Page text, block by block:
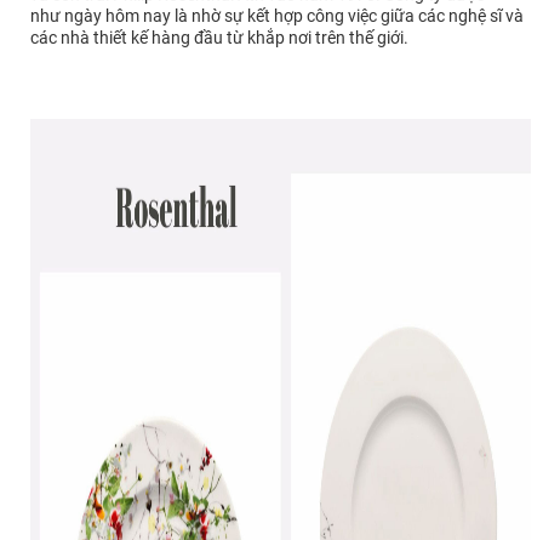
như ngày hôm nay là nhờ sự kết hợp công việc giữa các nghệ sĩ và
các nhà thiết kế hàng đầu từ khắp nơi trên thế giới.